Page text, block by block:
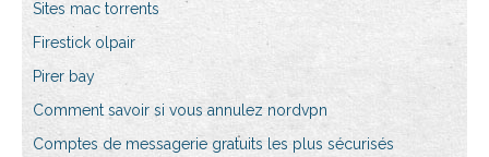
Sites mac torrents
Firestick olpair
Pirer bay
Comment savoir si vous annulez nordvpn
Comptes de messagerie gratuits les plus sécurisés